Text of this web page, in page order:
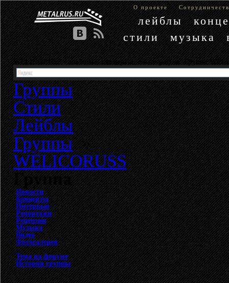
О проекте
лейблы
стили
музыка
WELICORUSS - альбомы, концерты, дискография. Группа
Группы
Стили
Лейблы
Группы»
WELICORUSS
Группа
Новости
Концерты
Интервью
Репортажи
Рецензии
Музыка
Видео
Фотогалерея
Тема на форуме
История группы